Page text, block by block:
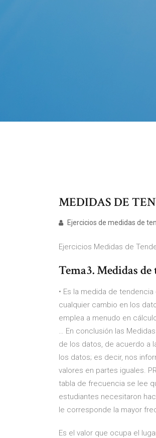
MEDIDAS DE
Ejercicios de medidas de
Ejercicios Medidas de
Tema3. Medidas
• Es la medida de
cualquier cambio en los
emplea a menudo en
… En conclusión las
de los datos, de acuerdo a
los datos; es decir, nos
valores en partes iguales.
tabla de frecuencia se lee
estudiantes necesitaron
le corresponde la mayor
Es el valor que ocupa el